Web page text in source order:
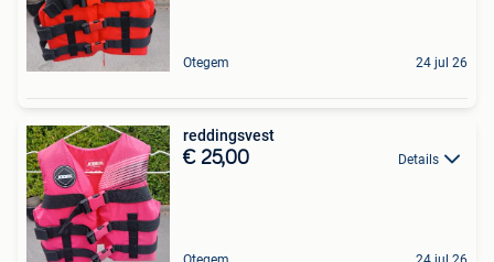
Otegem 24 jul 26
reddingsvest
€ 25,00 Details